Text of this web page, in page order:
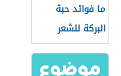
ما فوائد حبة
البركة للشعر